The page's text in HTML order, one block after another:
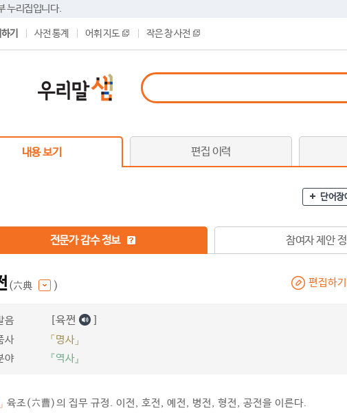
누리집입니다.
기 사전 통계 어휘 지도 작은 창 사전
내용 보기 편집 이력
단어장
전문가 감수 정보 참여자 제안
(六典 ) 편집하기
음 [육쩐 ]
사
「명사」
야
『역사』
육조(六曹)의 집무 규정. 이전, 호전, 예전, 병전, 형전, 공전을 이른다.